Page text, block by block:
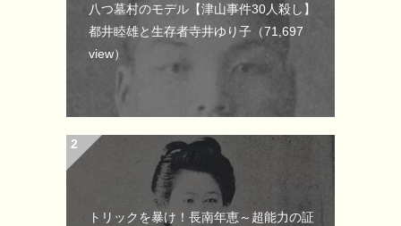
八つ墓村のモデル【津山事件30人殺し】
都井睦雄と生存者寺井ゆり子 （71,697
view）
トリックを暴け！長南年恵～超能力の証